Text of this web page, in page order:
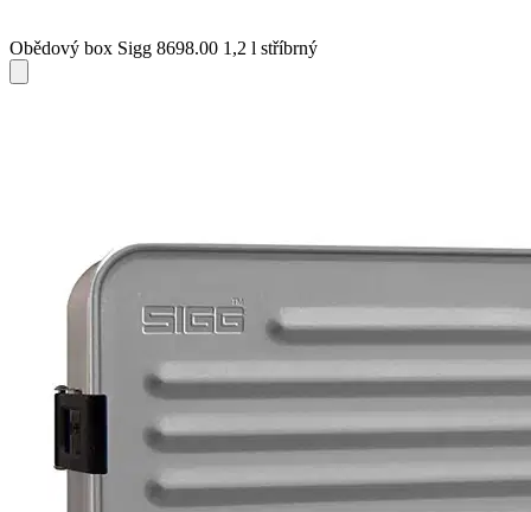
Obědový box Sigg 8698.00 1,2 l stříbrný